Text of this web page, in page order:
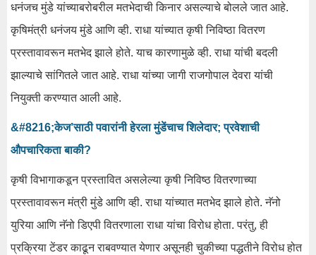
धनंजच मुंडे यांच्याबरोबरील मतभेदाची किनार असल्याचे बोलले जात आहे.
कृषिमंत्री धनंजय मुंडे आणि व्ही. राधा यांच्यात कृषी निविष्ठा वितरण
प्रस्तावावरून मतभेद झाले होते. याच कारणामुळे व्ही. राधा यांची बदली
झाल्याचे सांगितले जात आहे. राधा यांच्या जागी राजगोपाल देवरा यांची
नियुक्ती करण्यात आली आहे.
&#8216;केज’साठी पवारांनी हेरला मुंडेंचाच शिलेदार; प्रवेशाची
औपचारिकता बाकी?
कृषी विभागाकडून प्रस्तावित असलेल्या कृषी निविष्ठ वितरणाच्या
प्रस्तावावरून मंत्री मुंडे आणि व्ही. राधा यांच्यात मतभेद झाले होते. नॅनो
युरिया आणि नॅनो डिएपी वितरणाला राधा यांचा विरोध होता. परंतु, ही
प्रक्रिया टेंडर काढून राबवण्यात येणार असूनही चुकीच्या पद्धतीने विरोध होत